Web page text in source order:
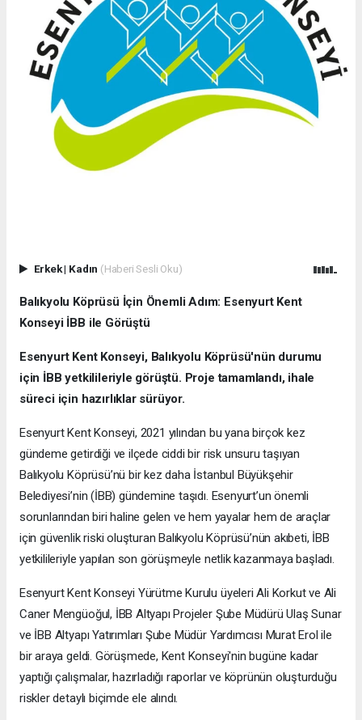
Erkek| Kadın (Haberi Sesli Oku)
Balıkyolu Köprüsü İçin Önemli Adım: Esenyurt Kent
Konseyi İBB ile Görüştü
Esenyurt Kent Konseyi, Balıkyolu Köprüsü'nün durumu
için İBB yetkilileriyle görüştü. Proje tamamlandı, ihale
süreci için hazırlıklar sürüyor.
Esenyurt Kent Konseyi, 2021 yılından bu yana birçok kez
gündeme getirdiği ve ilçede ciddi bir risk unsuru taşıyan
Balıkyolu Köprüsü’nü bir kez daha İstanbul Büyükşehir
Belediyesi’nin (İBB) gündemine taşıdı. Esenyurt’un önemli
sorunlarından biri haline gelen ve hem yayalar hem de araçlar
için güvenlik riski oluşturan Balıkyolu Köprüsü’nün akıbeti, İBB
yetkilileriyle yapılan son görüşmeyle netlik kazanmaya başladı.
Esenyurt Kent Konseyi Yürütme Kurulu üyeleri Ali Korkut ve Ali
Caner Mengüoğul, İBB Altyapı Projeler Şube Müdürü Ulaş Sunar
ve İBB Altyapı Yatırımları Şube Müdür Yardımcısı Murat Erol ile
bir araya geldi. Görüşmede, Kent Konseyi'nin bugüne kadar
yaptığı çalışmalar, hazırladığı raporlar ve köprünün oluşturduğu
riskler detaylı biçimde ele alındı.